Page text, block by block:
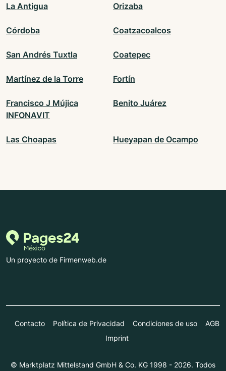
La Antigua Orizaba
Córdoba Coatzacoalcos
San Andrés Tuxtla Coatepec
Martínez de la Torre Fortín
Francisco J Mújica
INFONAVIT
Benito Juárez
Las Choapas Hueyapan de Ocampo
Un proyecto de Firmenweb.de
Contacto Política de Privacidad Condiciones de uso
AGB
Imprint
© Marktplatz Mittelstand GmbH & Co. KG 1998 - 2026. Todos